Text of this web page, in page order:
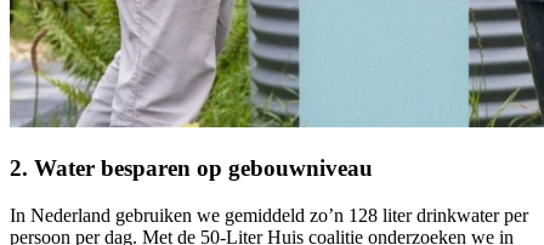
2. Water besparen op gebouwniveau
In Nederland gebruiken we gemiddeld zo’n 128 liter drinkwater per
persoon per dag. Met de 50-Liter Huis coalitie onderzoeken we in